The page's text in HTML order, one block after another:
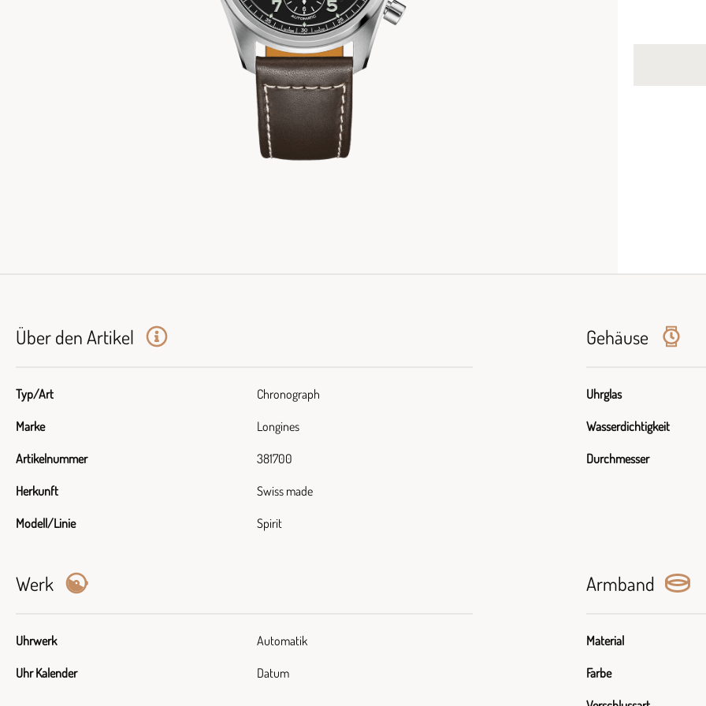
Über den Artikel
Typ/Art Chronograph
Marke Longines
Artikelnummer 381700
Herkunft Swiss made
Modell/Linie Spirit
Gehäuse
Uhrglas
Wasserdichtigkeit
Durchmesser
Werk
Uhrwerk Automatik
Uhr Kalender Datum
Armband
Material
Farbe